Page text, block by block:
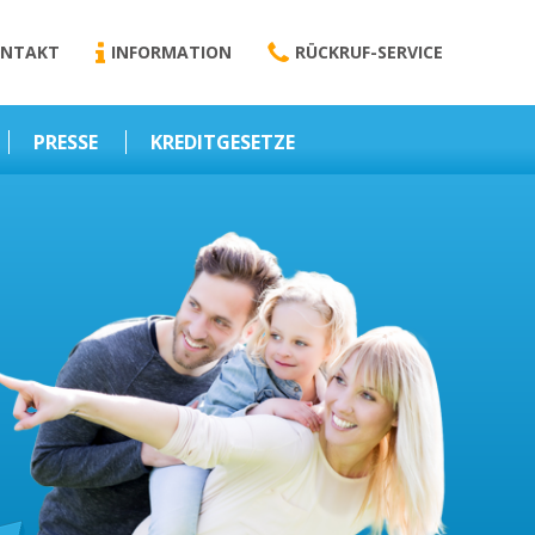
INFORMATION RÜCKRUF-SERVICE
PRESSE
Wirtschaft – Finanzen
KREDITGESETZE
Schriftform
Darlehensvermittlung
Nebenentgelte
Kreditvermittlung
Abweichende
Vereinbarung
Erlaubnis zur
Kreditvermittlung